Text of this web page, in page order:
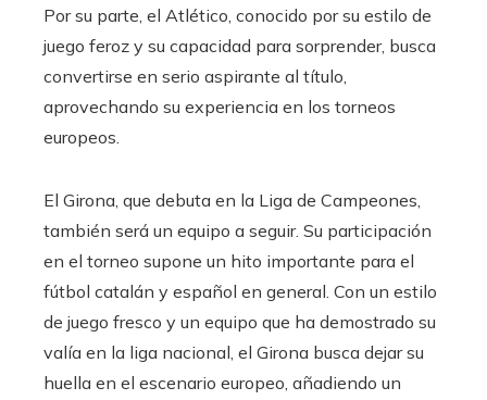
Por su parte, el Atlético, conocido por su estilo de
juego feroz y su capacidad para sorprender, busca
convertirse en serio aspirante al título,
aprovechando su experiencia en los torneos
europeos.
El Girona, que debuta en la Liga de Campeones,
también será un equipo a seguir. Su participación
en el torneo supone un hito importante para el
fútbol catalán y español en general. Con un estilo
de juego fresco y un equipo que ha demostrado su
valía en la liga nacional, el Girona busca dejar su
huella en el escenario europeo, añadiendo un